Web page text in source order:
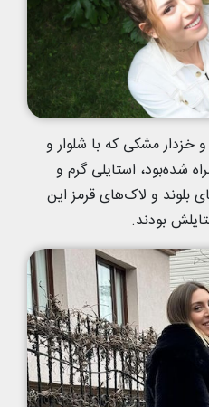
خزدار مشکی که با شلوار و
شده‌بود، استایلی گرم و
بلوند و لاک‌های قرمز این
بودند.